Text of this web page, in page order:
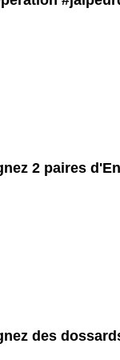
2 paires
des